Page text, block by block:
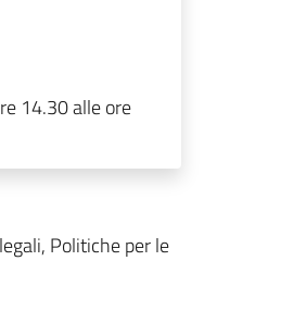
14.30 alle ore
Politiche per le